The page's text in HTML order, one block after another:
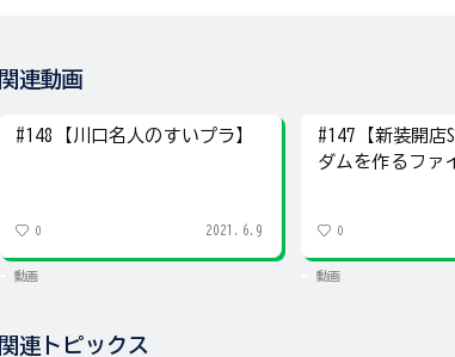
関連動画
#148【川口名人のすいプラ】
0 2021.6.9
動画
#147【新装開店
ダムを作るファ
0
動画
関連トピックス